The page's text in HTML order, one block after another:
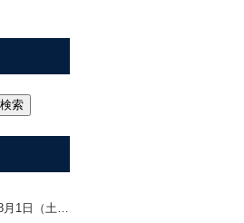
大ちゃん渡船 武丸 8月1日（土）磯釣り釣果